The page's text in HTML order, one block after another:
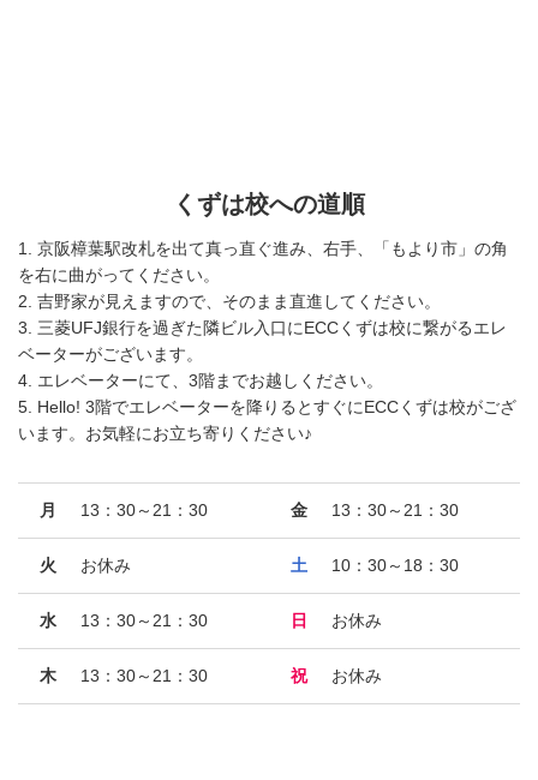
くずは校への道順
1. 京阪樟葉駅改札を出て真っ直ぐ進み、右手、「もより市」の角
を右に曲がってください。
2. 吉野家が見えますので、そのまま直進してください。
3. 三菱UFJ銀行を過ぎた隣ビル入口にECCくずは校に繋がるエレ
ベーターがございます。
4. エレベーターにて、3階までお越しください。
5. Hello! 3階でエレベーターを降りるとすぐにECCくずは校がござ
います。お気軽にお立ち寄りください♪
月 13：30～21：30
火 お休み
水 13：30～21：30
木 13：30～21：30
金 13：30～21：30
土 10：30～18：30
日 お休み
祝 お休み